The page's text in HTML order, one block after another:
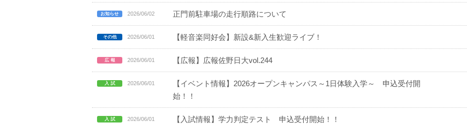
2026/06/02 正門前駐車場の走行順路について
2026/06/01 【軽音楽同好会】新設&新入生歓迎ライブ！
2026/06/01 【広報】広報佐野日大vol.244
2026/06/01
【イベント情報】2026オープンキャンパス～1日体験入学～ 申込受付開
始！！
2026/06/01 【入試情報】学力判定テスト 申込受付開始！！